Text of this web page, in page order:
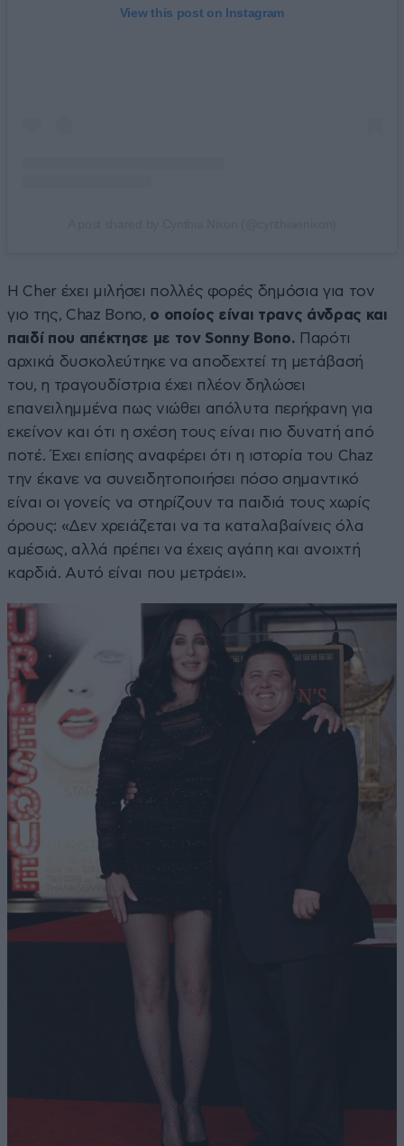
View this post on Instagram
Η Cher έχει μιλήσει πολλές φορές δημόσια για τον
γιο της, Chaz Bono, ο οποίος είναι τρανς άνδρας και
παιδί που απέκτησε με τον Sonny Bono. Παρότι
αρχικά δυσκολεύτηκε να αποδεχτεί τη μετάβασή
του, η τραγουδίστρια έχει πλέον δηλώσει
επανειλημμένα πως νιώθει απόλυτα περήφανη για
εκείνον και ότι η σχέση τους είναι πιο δυνατή από
ποτέ. Έχει επίσης αναφέρει ότι η ιστορία του Chaz
την έκανε να συνειδητοποιήσει πόσο σημαντικό
είναι οι γονείς να στηρίζουν τα παιδιά τους χωρίς
όρους: «Δεν χρειάζεται να τα καταλαβαίνεις όλα
αμέσως, αλλά πρέπει να έχεις αγάπη και ανοιχτή
καρδιά. Αυτό είναι που μετράει».